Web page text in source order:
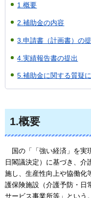
1.概要
2.補助金の内容
3.申請書（計画書）の
4.実績報告書の提出
5.補助金に関する質疑
1.概要
国の「
「強い経済」を
日閣議決定）に基づき、介
施し、生産性向上や協働化
護保険施設（介護予防・日
サービス事業所等」という